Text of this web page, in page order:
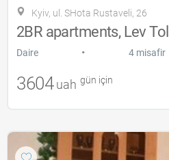
Kyiv, ul. SHota Rustaveli, 26
2BR apartments, Lev
Daire • 4 misafir
3604 uah gün için